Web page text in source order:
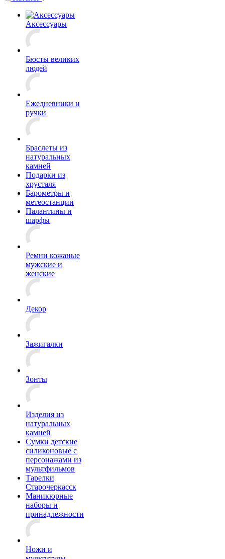
Аксессуары
Бюсты великих
людей
Ежедневники и
ручки
Браслеты из
натуральных
камней
Подарки из
хрусталя
Барометры и
метеостанции
Палантины и
шарфы
Ремни кожаные
мужские и
женские
Декор
Зажигалки
Зонты
Изделия из
натуральных
камней
Сумки детские
силиконовые с
персонажами из
мультфильмов
Тарелки
Старочеркасск
Маникюрные
наборы и
принадлежности
Ножи и